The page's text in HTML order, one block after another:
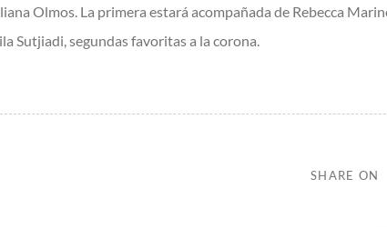
Olmos. La primera estará acompañada de Rebecca
Sutjiadi, segundas favoritas a la corona.
SHARE ON